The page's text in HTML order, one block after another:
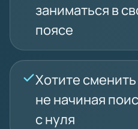
заниматься в
поясе
Хотите
не начиная
с нуля